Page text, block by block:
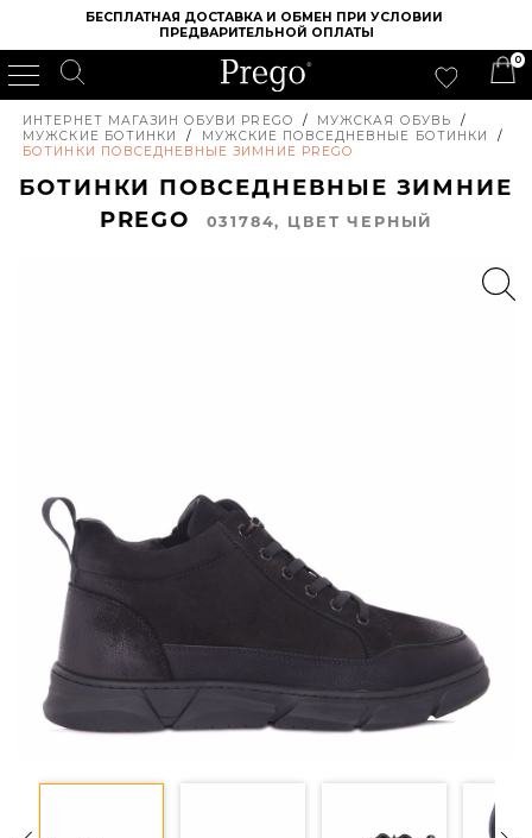
БЕСПЛАТНАЯ ДОСТАВКА И ОБМЕН ПРИ УСЛОВИИ
ПРЕДВАРИТЕЛЬНОЙ ОПЛАТЫ
0
ИНТЕРНЕТ МАГАЗИН ОБУВИ PREGO / МУЖСКАЯ ОБУВЬ
/
МУЖСКИЕ БОТИНКИ
/ МУЖСКИЕ ПОВСЕДНЕВНЫЕ БОТИНКИ
/
БОТИНКИ ПОВСЕДНЕВНЫЕ ЗИМНИЕ PREGO
БОТИНКИ ПОВСЕДНЕВНЫЕ ЗИМНИЕ
PREGO
031784, ЦВЕТ ЧЕРНЫЙ